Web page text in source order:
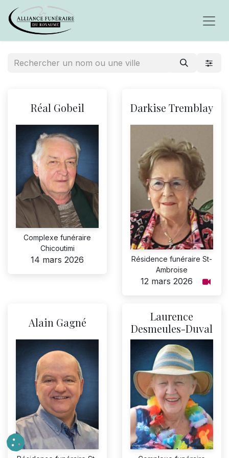
Réal Gobeil
Complexe funéraire
Chicoutimi
14 mars 2026
Darkise Tremblay
Résidence funéraire St-
Ambroise
12 mars 2026
Alain Gagné
Laurence
Desmeules-Duval